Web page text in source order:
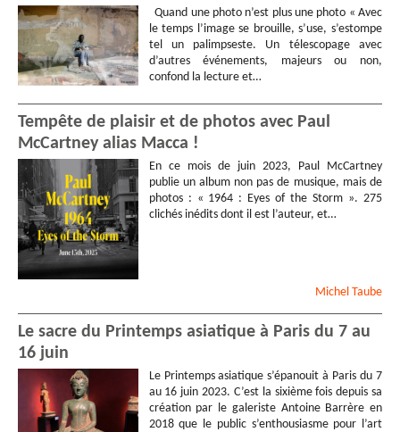
Quand une photo n’est plus une photo « Avec
le temps l’image se brouille, s’use, s’estompe
tel un palimpseste. Un télescopage avec
d’autres événements, majeurs ou non,
confond la lecture et…
Tempête de plaisir et de photos avec Paul
McCartney alias Macca !
En ce mois de juin 2023, Paul McCartney
publie un album non pas de musique, mais de
photos : « 1964 : Eyes of the Storm ». 275
clichés inédits dont il est l’auteur, et…
Michel Taube
Le sacre du Printemps asiatique à Paris du 7 au
16 juin
Le Printemps asiatique s’épanouit à Paris du 7
au 16 juin 2023. C’est la sixième fois depuis sa
création par le galeriste Antoine Barrère en
2018 que le public s’enthousiasme pour l’art